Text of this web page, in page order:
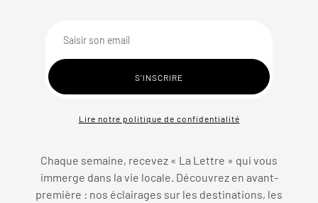
Lire notre politique de confidentialité
Chaque semaine, recevez « La Lettre » qui vous
immerge dans la vie locale. Découvrez en avant-
première : nos éclairages sur les destinations, les